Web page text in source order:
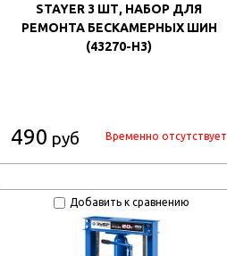
STAYER 3 ШТ, НАБОР ДЛЯ
РЕМОНТА БЕСКАМЕРНЫХ ШИН
(43270-H3)
490 руб Временно отсутствует
Добавить к сравнению